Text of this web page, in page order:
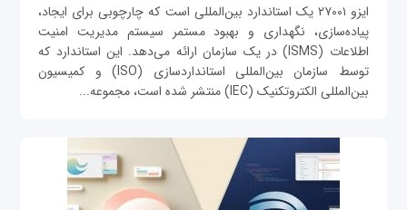
ایزو ۲۷۰۰۱ یک استاندارد بین‌المللی است که چارچوبی برای ایجاد،
پیاده‌سازی، نگهداری و بهبود مستمر سیستم مدیریت امنیت
اطلاعات (ISMS) در یک سازمان ارائه می‌دهد. این استاندارد که
توسط سازمان بین‌المللی استانداردسازی (ISO) و کمیسیون
بین‌المللی الکتروتکنیک (IEC) منتشر شده است، مجموعه‌...